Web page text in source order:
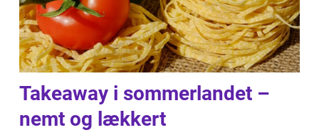
Takeaway i sommerlandet –
nemt og lækkert